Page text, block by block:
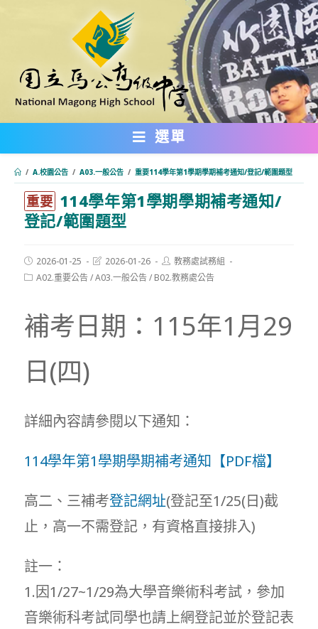
內
選單
/ A.校園公告 / A03.一般公告 / 重要114學年第1學期學期補考通知/登記/範圍題型
重要 114學年第1學期學期補考通知/
登記/範圍題型
Post
published:
2026-01-25
Post
modified:
2026-01-26
Post
author:
教務處試務組
PostA02.重要公告/A03.一般公告/ B02.教務處公告
補考日期：115年1月29
日(四)
詳細內容請參閱以下通知：
114學年第1學期學期補考通知【PDF檔】
高二、三補考登記網址(登記至1/25(日)截
止，高一不需登記，有資格直接排入)
註一：
1.因1/27~1/29為大學音樂術科考試，參加
音樂術科考試同學也請上網登記並於登記表